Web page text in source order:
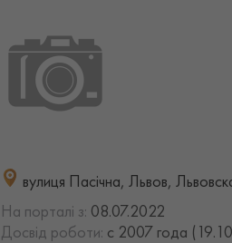
вулиця Пасічна, Львов,
На порталі з: 08.07.2022
Досвід роботи: с 2007 года